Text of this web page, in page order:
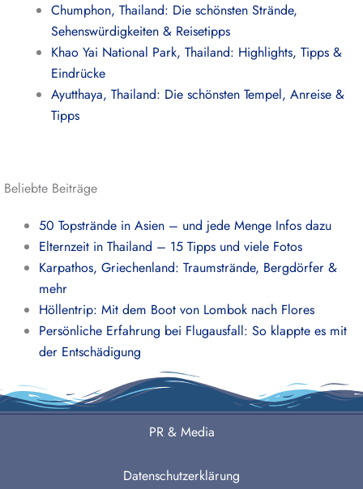
Chumphon, Thailand: Die schönsten Strände,
Sehenswürdigkeiten & Reisetipps
Khao Yai National Park, Thailand: Highlights, Tipps &
Eindrücke
Ayutthaya, Thailand: Die schönsten Tempel, Anreise &
Tipps
Beliebte Beiträge
50 Topstrände in Asien – und jede Menge Infos dazu
Elternzeit in Thailand – 15 Tipps und viele Fotos
Karpathos, Griechenland: Traumstrände, Bergdörfer &
mehr
Höllentrip: Mit dem Boot von Lombok nach Flores
Persönliche Erfahrung bei Flugausfall: So klappte es mit
der Entschädigung
PR & Media
Datenschutzerklärung